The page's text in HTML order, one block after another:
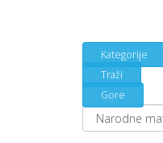
Kategorije
Traži
Gore